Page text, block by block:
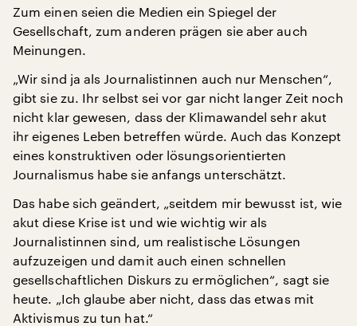
Zum einen seien die Medien ein Spiegel der
Gesellschaft, zum anderen prägen sie aber auch
Meinungen.
„Wir sind ja als Journalistinnen auch nur Menschen“,
gibt sie zu. Ihr selbst sei vor gar nicht langer Zeit noch
nicht klar gewesen, dass der Klimawandel sehr akut
ihr eigenes Leben betreffen würde. Auch das Konzept
eines konstruktiven oder lösungsorientierten
Journalismus habe sie anfangs unterschätzt.
Das habe sich geändert, „seitdem mir bewusst ist, wie
akut diese Krise ist und wie wichtig wir als
Journalistinnen sind, um realistische Lösungen
aufzuzeigen und damit auch einen schnellen
gesellschaftlichen Diskurs zu ermöglichen“, sagt sie
heute. „Ich glaube aber nicht, dass das etwas mit
Aktivismus zu tun hat.“